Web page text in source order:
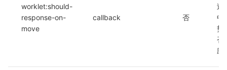
worklet:should-
response-on-
move
callback 否
过
中
势
否
应